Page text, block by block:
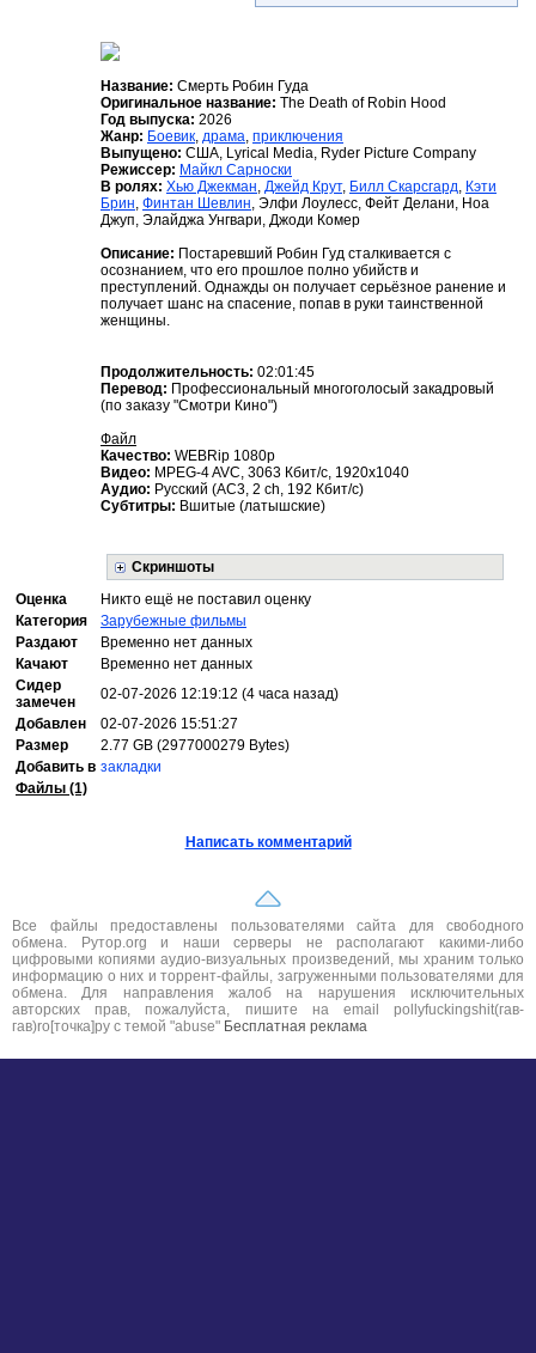
Название: Смерть Робин Гуда
Оригинальное название: The Death of Robin Hood
Год выпуска: 2026
Жанр: Боевик, драма, приключения
Выпущено: США, Lyrical Media, Ryder Picture Company
Режиссер: Майкл Сарноски
В ролях: Хью Джекман, Джейд Крут, Билл Скарсгард, Кэти
Брин, Финтан Шевлин, Элфи Лоулесс, Фейт Делани, Ноа
Джуп, Элайджа Унгвари, Джоди Комер
Описание: Постаревший Робин Гуд сталкивается с
осознанием, что его прошлое полно убийств и
преступлений. Однажды он получает серьёзное ранение и
получает шанс на спасение, попав в руки таинственной
женщины.
Продолжительность: 02:01:45
Перевод: Профессиональный многоголосый закадровый
(по заказу "Смотри Кино")
Файл
Качество: WEBRip 1080p
Видео: MPEG-4 AVC, 3063 Кбит/с, 1920x1040
Аудио: Русский (AC3, 2 ch, 192 Кбит/с)
Субтитры: Вшитые (латышские)
Скриншоты
Оценка
Никто ещё не поставил оценку
Категория
Зарубежные фильмы
Раздают
Временно нет данных
Качают
Временно нет данных
Сидер
замечен
02-07-2026 12:19:12 (4 часа назад)
Добавлен
02-07-2026 15:51:27
Размер
2.77 GB (2977000279 Bytes)
Добавить в закладки
Файлы (1)
Написать комментарий
Все файлы предоставлены пользователями сайта для свободного
обмена. Рутор.org и наши серверы не располагают какими-либо
цифровыми копиями аудио-визуальных произведений, мы храним только
информацию о них и торрент-файлы, загруженными пользователями для
обмена. Для направления жалоб на нарушения исключительных
авторских прав, пожалуйста, пишите на email pollyfuckingshit(гав-
гав)ro[точка]ру с темой "abuse" Бесплатная реклама